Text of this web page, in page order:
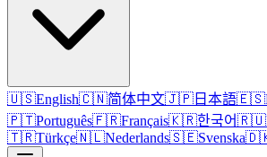
🇺🇸English🇨🇳简体中文🇯🇵 日本語🇪🇸
🇵🇹Português🇫🇷Français🇰🇷한국어🇷🇺
🇹🇷Türkçe🇳🇱Nederlands🇸🇪Svenska